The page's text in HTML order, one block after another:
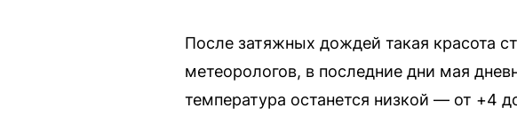
После затяжных дождей такая красота
метеорологов, в последние дни мая
температура останется низкой — от +4